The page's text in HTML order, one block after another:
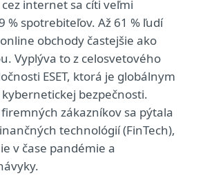
internet sa cíti veľmi
% spotrebiteľov. Až 61 % ľudí
obchody častejšie ako
Vyplýva to z celosvetového
ESET, ktorá je globálnym
bezpečnosti.
zákazníkov sa pýtala
technológií (FinTech),
v čase pandémie a